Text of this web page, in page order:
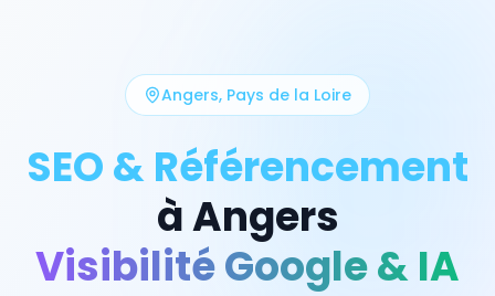
Angers, Pays de la Loire
SEO & Référencement
àAngers
Visibilité Google & IA